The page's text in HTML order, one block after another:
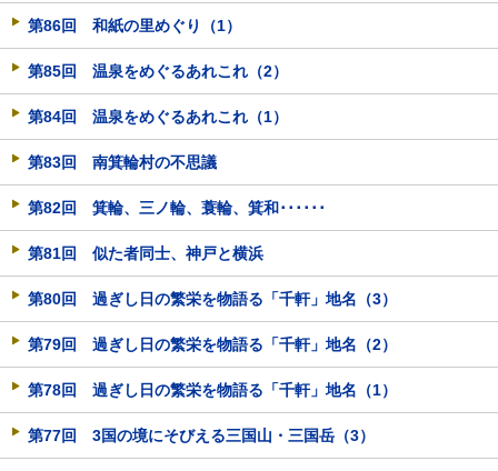
第86回 和紙の里めぐり（1）
第85回 温泉をめぐるあれこれ（2）
第84回 温泉をめぐるあれこれ（1）
第83回 南箕輪村の不思議
第82回 箕輪、三ノ輪、蓑輪、箕和･･････
第81回 似た者同士、神戸と横浜
第80回 過ぎし日の繁栄を物語る「千軒」地名（3）
第79回 過ぎし日の繁栄を物語る「千軒」地名（2）
第78回 過ぎし日の繁栄を物語る「千軒」地名（1）
第77回 3国の境にそびえる三国山・三国岳（3）